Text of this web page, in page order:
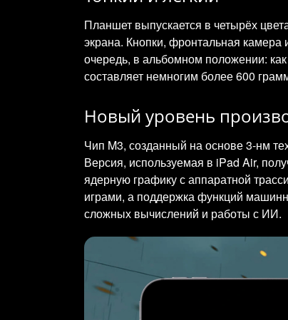
Планшет выпускается в четырёх
экрана. Кнопки, фронтальная
очередь, в альбомном положении:
составляет немногим более 600
Новый уровень
Чип M3, созданный на основе 3-нм
Версия, используемая в iPad Air,
ядерную графику с аппаратной
играми, а поддержка функций
сложных вычислений и работы с ИИ.